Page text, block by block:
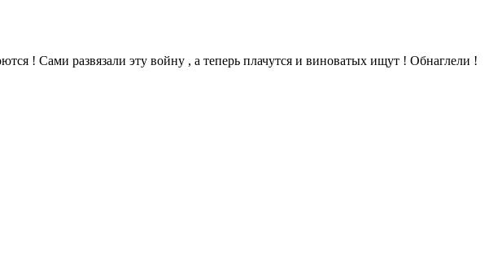
! Сами развязали эту войну , а теперь плачутся и виноватых ищут ! Обнаглели !